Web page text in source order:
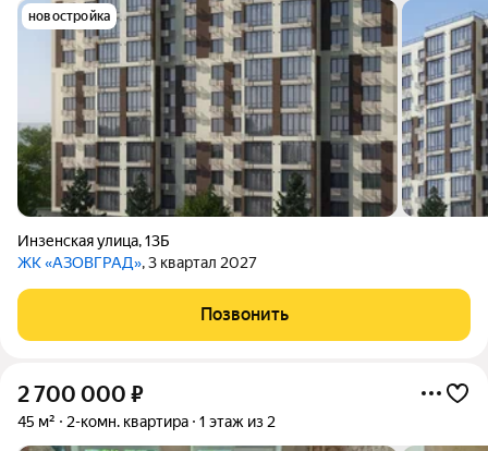
новостройка
Инзенская улица,13Б
ЖК «АЗОВГРАД», 3 квартал 2027
Позвонить
2 700 000 ₽
45 м² 2-комн. квартира 1 этаж из 2